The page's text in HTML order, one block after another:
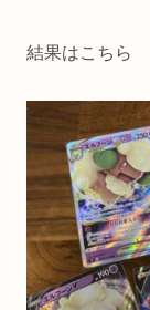
結果はこちら